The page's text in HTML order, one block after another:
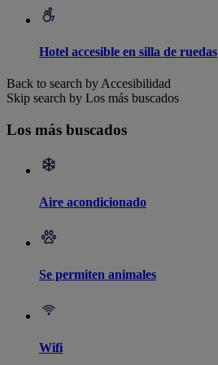
Hotel accesible en silla de ruedas
Back to search by Accesibilidad
Skip search by Los más buscados
Los más buscados
Aire acondicionado
Se permiten animales
Wifi